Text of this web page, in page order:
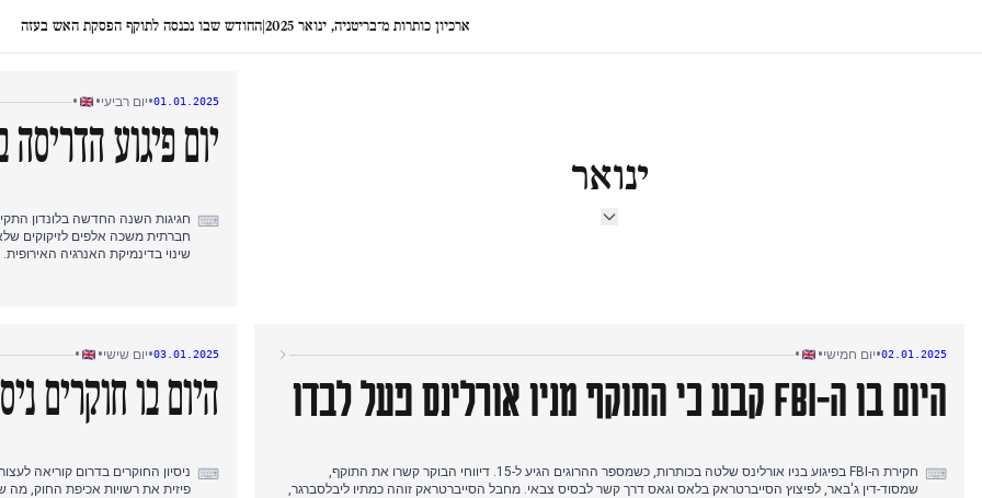
החודש שבו נכנסה לתוקף הפסקת האש בעזה| ארכיון כותרות מ־בריטניה, ינואר 2025
ינואר
01.01.2025
•יום רביעי•
•
יום פיגוע הדריסה
⌨ חגיגות השנה החדשה בלונדון
חברתית משכה אלפים לזיקוקים
שינוי בדינמיקת האנרגיה האירופית.
היום הסתיים בפיגוע רכב שני
הרשויות החלו לחקור קשרים בין
או זיקוקים כגורם.
02.01.2025
•יום חמישי•
•
היום בו ה-FBI קבע כי התוקף מניו אורלינס פעל לבדו
⌨
חקירת ה-FBI בפיגוע בניו אורלינס שלטה בכותרות, כשמספר ההרוגים הגיע ל-15. דיווחי הבוקר קשרו את התוקף,
שמסוד-דין ג'באר, לפיצוץ הסייברטראק בלאס וגאס דרך קשר לבסיס צבאי. מחבל הסייברטראק זוהה כמתיו ליבלסברגר,
03.01.2025
•יום שישי•
•
היום בו חוקרים
⌨ ניסיון החוקרים בדרום קוריאה
פיזית את רשויות אכיפת החוק, מה